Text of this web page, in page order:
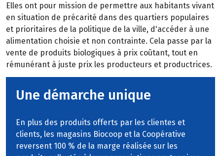
Elles ont pour mission de permettre aux habitants vivant
en situation de précarité dans des quartiers populaires
et prioritaires de la politique de la ville, d'accéder à une
alimentation choisie et non contrainte. Cela passe par la
vente de produits biologiques à prix coûtant, tout en
rémunérant à juste prix les producteurs et productrices.
Une démarche unique
En plus des produits offerts par les clientes et
clients, les magasins Biocoop et la Coopérative
reversent 100 % de la marge réalisée sur les